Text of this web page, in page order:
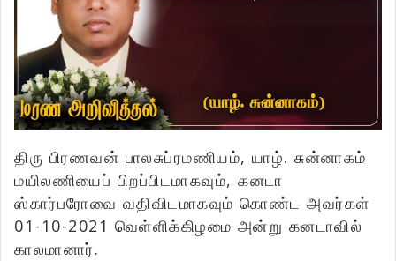
திரு பிரணவன் பாலசுப்ரமணியம், யாழ். சுன்னாகம்
மயிலணியைப் பிறப்பிடமாகவும், கனடா
ஸ்கார்பரோவை வதிவிடமாகவும் கொண்ட அவர்கள்
01-10-2021 வெள்ளிக்கிழமை அன்று கனடாவில்
காலமானார்.